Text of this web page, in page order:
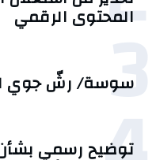
المحتوى الرقمي
3
سوسة/ رشّ جوي
توضيح رسمي بشأن